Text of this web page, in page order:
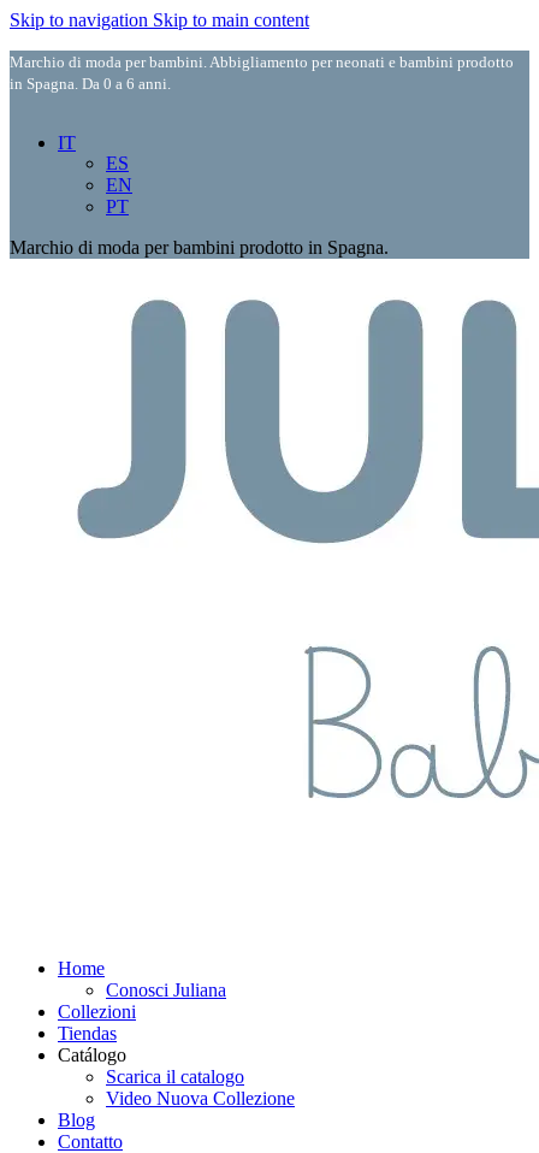
Skip to navigation Skip to main content
Marchio di moda per bambini. Abbigliamento per neonati e bambini prodotto
in Spagna. Da 0 a 6 anni.
IT
ES
EN
PT
Marchio di moda per bambini prodotto in Spagna.
Home
Conosci Juliana
Collezioni
Tiendas
Catálogo
Scarica il catalogo
Video Nuova Collezione
Blog
Contatto